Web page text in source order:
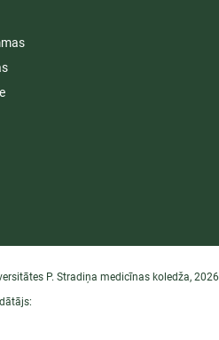
P. Stradiņa medicīnas koledža, 2026